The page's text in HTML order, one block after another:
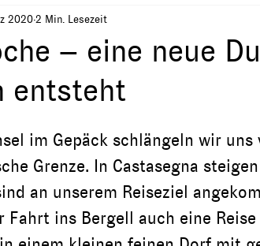
– eine neue
entsteht
2020 2 Min. Lesezeit
im Gepäck schlängeln wir
Grenze. In Castasegna
an unserem Reiseziel
ins Bergell auch eine